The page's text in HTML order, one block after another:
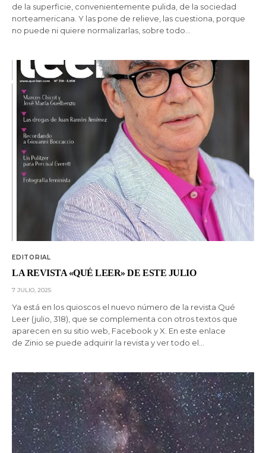
de la superficie, convenientemente pulida, de la sociedad
norteamericana. Y las pone de relieve, las cuestiona, porque
no puede ni quiere normalizarlas, sobre todo…
EDITORIAL
LA REVISTA «QUÉ LEER» DE ESTE JULIO
7 JULIO, 2025
Ya está en los quioscos el nuevo número de la revista Qué
Leer (julio, 318), que se complementa con otros textos que
aparecen en su sitio web, Facebook y X. En este enlace
de Zinio se puede adquirir la revista y ver todo el…